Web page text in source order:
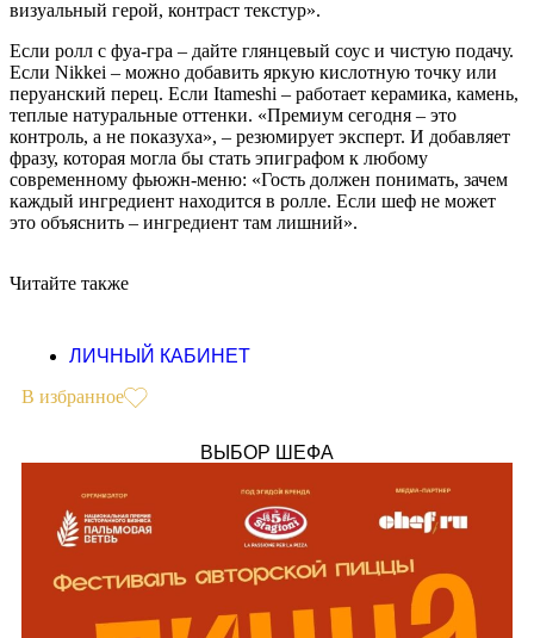
визуальный герой, контраст текстур».
Если ролл с фуа-гра – дайте глянцевый соус и чистую подачу.
Если Nikkei – можно добавить яркую кислотную точку или
перуанский перец. Если Itameshi – работает керамика, камень,
теплые натуральные оттенки. «Премиум сегодня – это
контроль, а не показуха», – резюмирует эксперт. И добавляет
фразу, которая могла бы стать эпиграфом к любому
современному фьюжн-меню: «Гость должен понимать, зачем
каждый ингредиент находится в ролле. Если шеф не может
это объяснить – ингредиент там лишний».
Читайте также
ЛИЧНЫЙ КАБИНЕТ
В избранное
ВЫБОР ШЕФА